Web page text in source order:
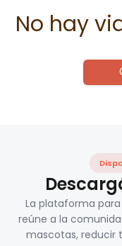
No hay
La plataforma
reúne a la
mascotas, reducir